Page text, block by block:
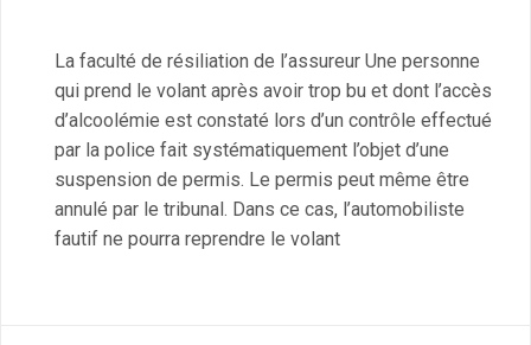
La faculté de résiliation de l’assureur Une personne
qui prend le volant après avoir trop bu et dont l’accès
d’alcoolémie est constaté lors d’un contrôle effectué
par la police fait systématiquement l’objet d’une
suspension de permis. Le permis peut même être
annulé par le tribunal. Dans ce cas, l’automobiliste
fautif ne pourra reprendre le volant